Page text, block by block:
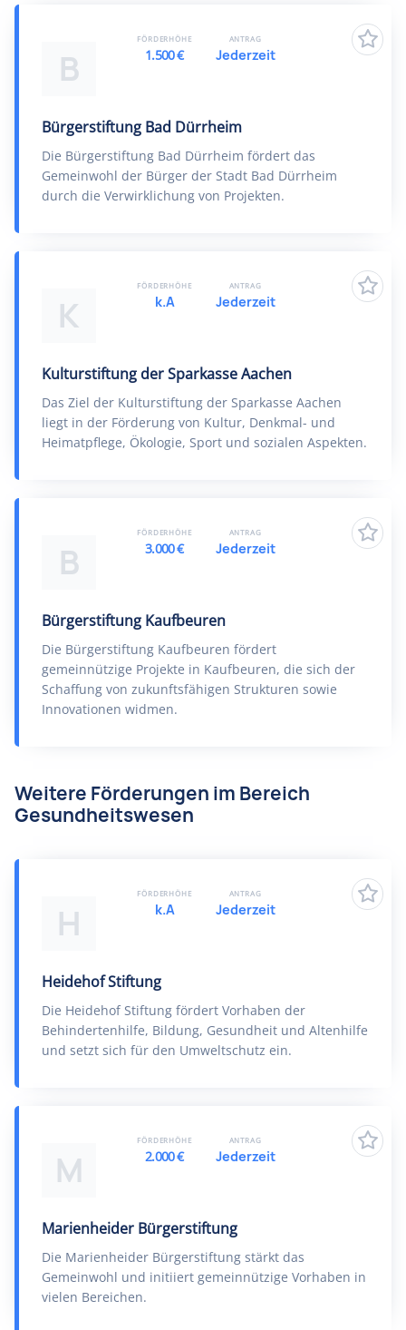
B
Bürgerstiftung Bad Dürrheim
Die Bürgerstiftung Bad Dürrheim fördert das
Gemeinwohl der Bürger der Stadt Bad Dürrheim
durch die Verwirklichung von Projekten.
FÖRDERHÖHE
1.500 €
ANTRAG
Jederzeit
K
Kulturstiftung der Sparkasse Aachen
Das Ziel der Kulturstiftung der Sparkasse Aachen
liegt in der Förderung von Kultur, Denkmal- und
Heimatpflege, Ökologie, Sport und sozialen Aspekten.
FÖRDERHÖHE
k.A
ANTRAG
Jederzeit
B
Bürgerstiftung Kaufbeuren
Die Bürgerstiftung Kaufbeuren fördert
gemeinnützige Projekte in Kaufbeuren, die sich der
Schaffung von zukunftsfähigen Strukturen sowie
Innovationen widmen.
FÖRDERHÖHE
3.000 €
ANTRAG
Jederzeit
Weitere Förderungen im Bereich
Gesundheitswesen
H
Heidehof Stiftung
Die Heidehof Stiftung fördert Vorhaben der
Behindertenhilfe, Bildung, Gesundheit und Altenhilfe
und setzt sich für den Umweltschutz ein.
FÖRDERHÖHE
k.A
ANTRAG
Jederzeit
M
Marienheider Bürgerstiftung
Die Marienheider Bürgerstiftung stärkt das
Gemeinwohl und initiiert gemeinnützige Vorhaben in
vielen Bereichen.
FÖRDERHÖHE
2.000 €
ANTRAG
Jederzeit